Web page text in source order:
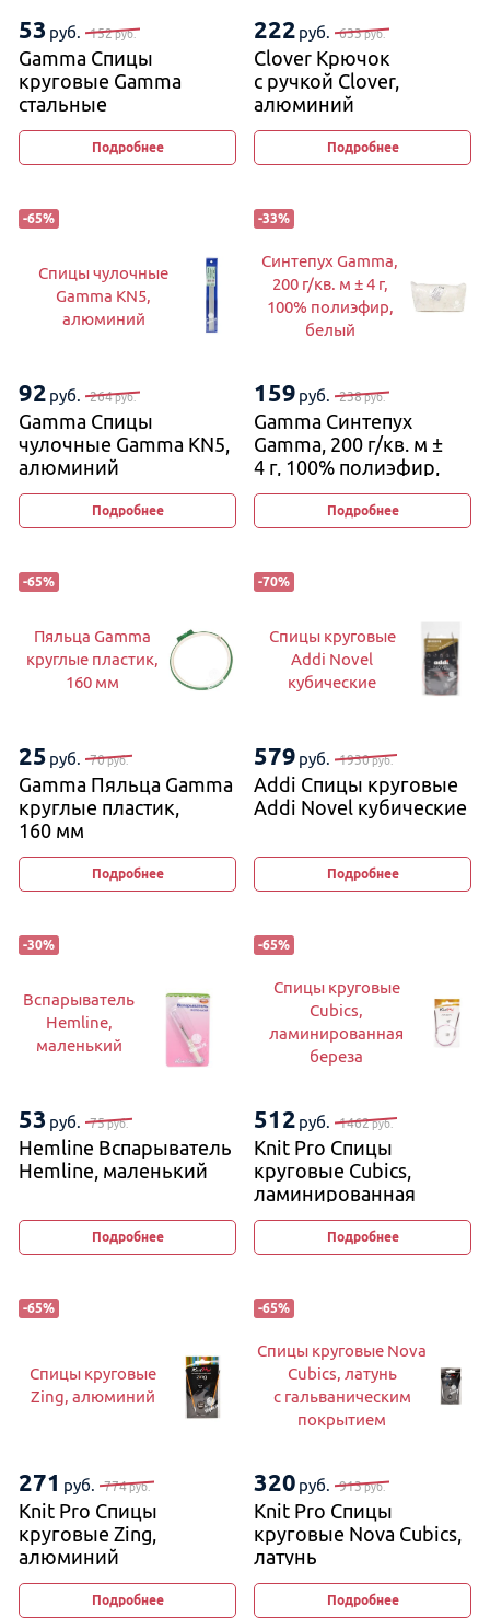
53 руб. 152руб.
Gamma Спицы
круговые Gamma
стальные
на металлической
Подробнее
222 руб. 633руб.
Clover Крючок
с ручкой Clover,
алюминий
Подробнее
-65%
Спицы чулочные
Gamma KN5,
алюминий
92 руб. 264руб.
Gamma Спицы
чулочные Gamma KN5,
алюминий
Подробнее
-33%
Синтепух Gamma,
200 г/кв. м ± 4 г,
100% полиэфир,
белый
159 руб. 238руб.
Gamma Синтепух
Gamma, 200 г/кв. м ±
4 г, 100% полиэфир,
белый
Подробнее
-65%
Пяльца Gamma
круглые пластик,
160 мм
25 руб. 70руб.
Gamma Пяльца Gamma
круглые пластик,
160 мм
Подробнее
-70%
Спицы круговые
Addi Novel
кубические
579 руб. 1930руб.
Addi Спицы круговые
Addi Novel кубические
Подробнее
-30%
Вспарыватель
Hemline,
маленький
53 руб. 75руб.
Hemline Вспарыватель
Hemline, маленький
Подробнее
-65%
Спицы круговые
Cubics,
ламинированная
береза
512 руб. 1462руб.
Knit Pro Спицы
круговые Cubics,
ламинированная
береза
Подробнее
-65%
Спицы круговые
Zing, алюминий
271 руб. 774руб.
Knit Pro Спицы
круговые Zing,
алюминий
Подробнее
-65%
Спицы круговые Nova
Cubics, латунь
с гальваническим
покрытием
320 руб. 913руб.
Knit Pro Спицы
круговые Nova Cubics,
латунь
с гальваническим
покрытиемПодробнее